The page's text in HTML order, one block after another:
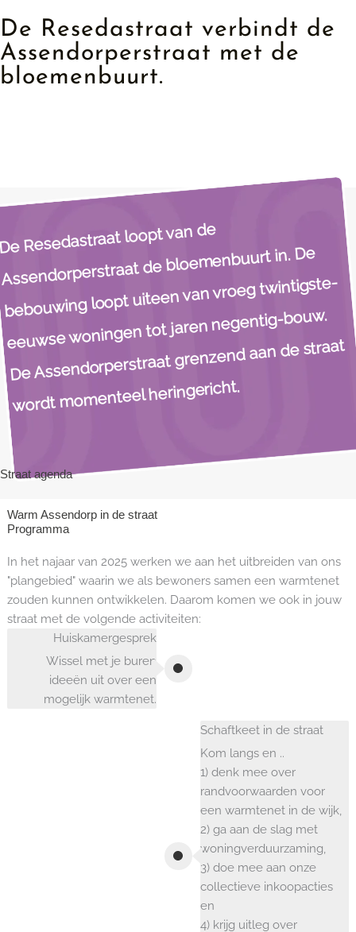
De Resedastraat verbindt de
Assendorperstraat met de
bloemenbuurt.​
Resedastraat loopt van de
Assendorperstraat de bloemenbuurt in. De
bebouwing loopt uiteen van vroeg twintigste-
eeuwse woningen tot jaren negentig-bouw.
De Assendorperstraat grenzend aan de straat
wordt momenteel heringericht.
Straat agenda
Warm Assendorp in de straat
Programma
In het najaar van 2025 werken we aan het uitbreiden van ons
"plangebied" waarin we als bewoners samen een warmtenet
zouden kunnen ontwikkelen. Daarom komen we ook in jouw
straat met de volgende activiteiten:
Huiskamergesprek
Wissel met je buren
ideeën uit over een
mogelijk warmtenet.
Schaftkeet in de straat
Kom langs en ..
1) denk mee over
randvoorwaarden voor
een warmtenet in de wijk,
2) ga aan de slag met
woningverduurzaming,
3) doe mee aan onze
collectieve inkoopacties
en
4) krijg uitleg over